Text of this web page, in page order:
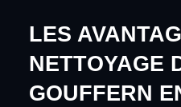
LES
NETTOYAGE
GOUFFERN